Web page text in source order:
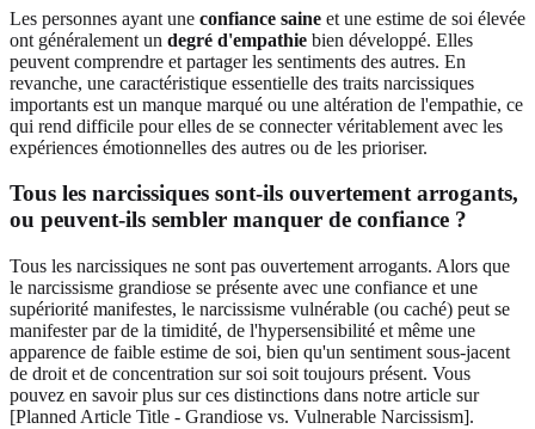
Les personnes ayant une confiance saine et une estime de soi élevée
ont généralement un degré d'empathie bien développé. Elles
peuvent comprendre et partager les sentiments des autres. En
revanche, une caractéristique essentielle des traits narcissiques
importants est un manque marqué ou une altération de l'empathie, ce
qui rend difficile pour elles de se connecter véritablement avec les
expériences émotionnelles des autres ou de les prioriser.
Tous les narcissiques sont-ils ouvertement arrogants,
ou peuvent-ils sembler manquer de confiance ?
Tous les narcissiques ne sont pas ouvertement arrogants. Alors que
le narcissisme grandiose se présente avec une confiance et une
supériorité manifestes, le narcissisme vulnérable (ou caché) peut se
manifester par de la timidité, de l'hypersensibilité et même une
apparence de faible estime de soi, bien qu'un sentiment sous-jacent
de droit et de concentration sur soi soit toujours présent. Vous
pouvez en savoir plus sur ces distinctions dans notre article sur
[Planned Article Title - Grandiose vs. Vulnerable Narcissism].